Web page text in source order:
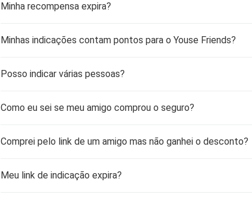
Minha recompensa expira?
Minhas indicações contam pontos para o Youse Friends?
Posso indicar várias pessoas?
Como eu sei se meu amigo comprou o seguro?
Comprei pelo link de um amigo mas não ganhei o desconto?
Meu link de indicação expira?